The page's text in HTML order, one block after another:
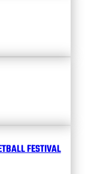
FESTIVAL